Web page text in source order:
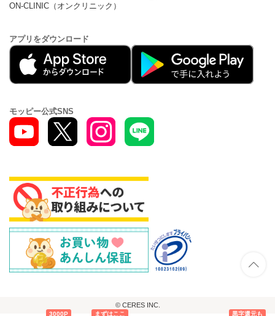
3000P まずはここ 黒字還元も
ON-CLINIC（オンクリニック）
アプリをダウンロード
モッピー公式SNS
© CERES INC.